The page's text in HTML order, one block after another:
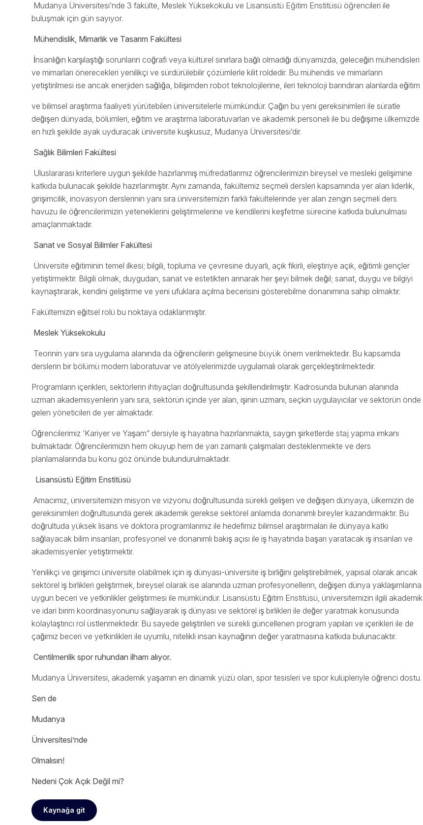
Mudanya Üniversitesi’nde 3 fakülte, Meslek Yüksekokulu ve Lisansüstü Eğitim Enstitüsü öğrencileri ile
buluşmak için gün sayıyor.
Mühendislik, Mimarlık ve Tasarım Fakültesi
İnsanlığın karşılaştığı sorunların coğrafi veya kültürel sınırlara bağlı olmadığı dünyamızda, geleceğin mühendisleri
ve mimarları önerecekleri yenilikçi ve sürdürülebilir çözümlerle kilit roldedir. Bu mühendis ve mimarların
yetiştirilmesi ise ancak enerjiden sağlığa, bilişimden robot teknolojilerine, ileri teknoloji barındıran alanlarda eğitim
ve bilimsel araştırma faaliyeti yürütebilen üniversitelerle mümkündür. Çağın bu yeni gereksinimleri ile süratle
değişen dünyada, bölümleri, eğitim ve araştırma laboratuvarları ve akademik personeli ile bu değişime ülkemizde
en hızlı şekilde ayak uyduracak üniversite kuşkusuz, Mudanya Üniversitesi’dir.
Sağlık Bilimleri Fakültesi
Uluslararası kriterlere uygun şekilde hazırlanmış müfredatlarımız öğrencilerimizin bireysel ve mesleki gelişimine
katkıda bulunacak şekilde hazırlanmıştır. Aynı zamanda, fakültemiz seçmeli dersleri kapsamında yer alan liderlik,
girişimcilik, inovasyon derslerinin yanı sıra üniversitemizin farklı fakültelerinde yer alan zengin seçmeli ders
havuzu ile öğrencilerimizin yeteneklerini geliştirmelerine ve kendilerini keşfetme sürecine katkıda bulunulması
amaçlanmaktadır.
Sanat ve Sosyal Bilimler Fakültesi
Üniversite eğitiminin temel ilkesi; bilgili, topluma ve çevresine duyarlı, açık fikirli, eleştiriye açık, eğitimli gençler
yetiştirmektir. Bilgili olmak, duygudan, sanat ve estetikten arınarak her şeyi bilmek değil; sanat, duygu ve bilgiyi
kaynaştırarak, kendini geliştirme ve yeni ufuklara açılma becerisini gösterebilme donanımına sahip olmaktır.
Fakültemizin eğitsel rolü bu noktaya odaklanmıştır.
Meslek Yüksekokulu
Teorinin yanı sıra uygulama alanında da öğrencilerin gelişmesine büyük önem verilmektedir. Bu kapsamda
derslerin bir bölümü modern laboratuvar ve atölyelerimizde uygulamalı olarak gerçekleştirilmektedir.
Programların içerikleri, sektörlerin ihtiyaçları doğrultusunda şekillendirilmiştir. Kadrosunda bulunan alanında
uzman akademisyenlerin yanı sıra, sektörün içinde yer alan, işinin uzmanı, seçkin uygulayıcılar ve sektörün önde
gelen yöneticileri de yer almaktadır.
Öğrencilerimiz ‘Kariyer ve Yaşam” dersiyle iş hayatına hazırlanmakta, saygın şirketlerde staj yapma imkanı
bulmaktadır. Öğrencilerimizin hem okuyup hem de yarı zamanlı çalışmaları desteklenmekte ve ders
planlamalarında bu konu göz önünde bulundurulmaktadır.
Lisansüstü Eğitim Enstitüsü
Amacımız, üniversitemizin misyon ve vizyonu doğrultusunda sürekli gelişen ve değişen dünyaya, ülkemizin de
gereksinimleri doğrultusunda gerek akademik gerekse sektörel anlamda donanımlı bireyler kazandırmaktır. Bu
doğrultuda yüksek lisans ve doktora programlarımız ile hedefimiz bilimsel araştırmaları ile dünyaya katkı
sağlayacak bilim insanları, profesyonel ve donanımlı bakış açısı ile iş hayatında başarı yaratacak iş insanları ve
akademisyenler yetiştirmektir.
Yenilikçi ve girişimci üniversite olabilmek için iş dünyası-üniversite iş birliğini geliştirebilmek, yapısal olarak ancak
sektörel iş birlikleri geliştirmek, bireysel olarak ise alanında uzman profesyonellerin, değişen dünya yaklaşımlarına
uygun beceri ve yetkinlikler geliştirmesi ile mümkündür. Lisansüstü Eğitim Enstitüsü, üniversitemizin ilgili akademik
ve idari birim koordinasyonunu sağlayarak iş dünyası ve sektörel iş birlikleri ile değer yaratmak konusunda
kolaylaştırıcı rol üstlenmektedir. Bu sayede geliştirilen ve sürekli güncellenen program yapıları ve içerikleri ile de
çağımız beceri ve yetkinlikleri ile uyumlu, nitelikli insan kaynağının değer yaratmasına katkıda bulunacaktır.
Centilmenlik spor ruhundan ilham alıyor.
Mudanya Üniversitesi, akademik yaşamın en dinamik yüzü olan, spor tesisleri ve spor kulüpleriyle öğrenci dostu.
Sen de
Mudanya
Üniversitesi’nde
Olmalısın!
Nedeni Çok Açık Değil mi?
Kaynağa git